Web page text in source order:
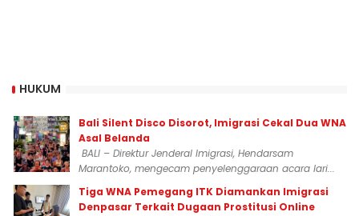
HUKUM
Bali Silent Disco Disorot, Imigrasi Cekal Dua WNA
Asal Belanda
BALI – Direktur Jenderal Imigrasi, Hendarsam
Marantoko, mengecam penyelenggaraan acara lari...
Tiga WNA Pemegang ITK Diamankan Imigrasi
Denpasar Terkait Dugaan Prostitusi Online